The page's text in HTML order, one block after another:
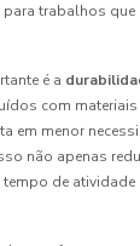
trabalhos que
é a
com
em menor
não apenas
de